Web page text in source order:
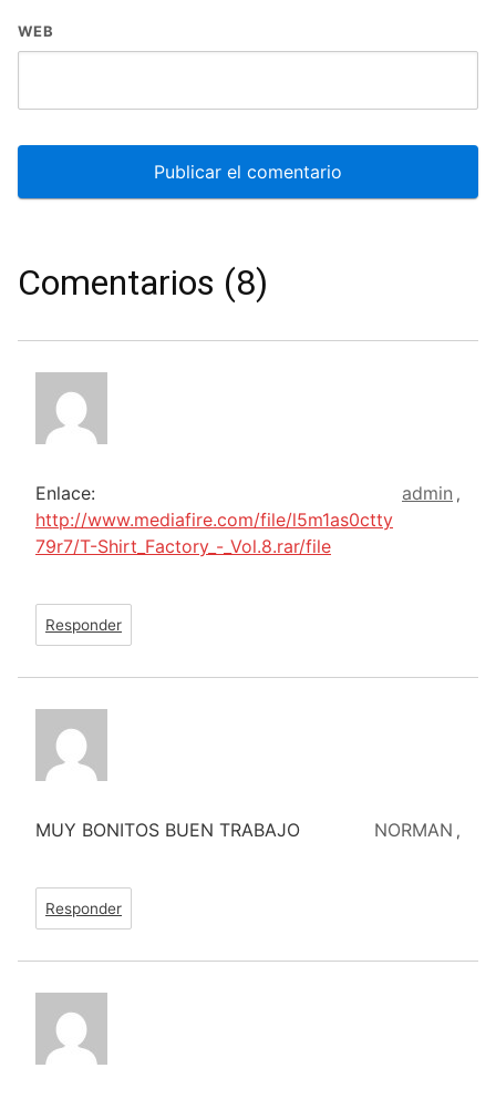
WEB
Comentarios (8)
admin ,
Enlace:
http://www.mediafire.com/file/l5m1as0ctty
79r7/T-Shirt_Factory_-_Vol.8.rar/file
Responder
NORMAN ,
MUY BONITOS BUEN TRABAJO
Responder